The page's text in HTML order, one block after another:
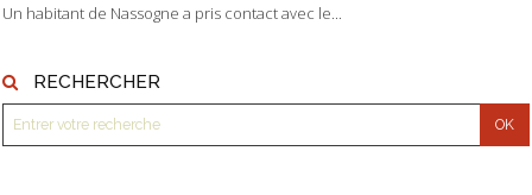
Un habitant de Nassogne a pris contact avec le...
RECHERCHER